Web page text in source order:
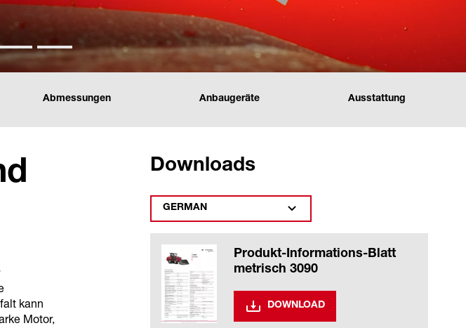
Abmessungen Anbaugeräte Ausstattung
kann
Motor,
Downloads
GERMAN
Produkt-Informations-Blatt
metrisch 3090
DOWNLOAD